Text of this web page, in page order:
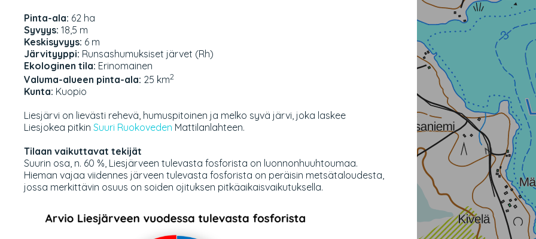
Pinta-ala: 62 ha
Syvyys: 18,5 m
Keskisyvyys: 6 m
Järvityyppi: Runsashumuksiset järvet (Rh)
Ekologinen tila: Erinomainen
Valuma-alueen pinta-ala: 25 km2
Kunta: Kuopio
Liesjärvi on lievästi rehevä, humuspitoinen ja melko syvä järvi, joka laskee
Liesjokea pitkin Suuri Ruokoveden Mattilanlahteen.
Tilaan vaikuttavat tekijät
Suurin osa, n. 60 %, Liesjärveen tulevasta fosforista on luonnonhuuhtoumaa.
Hieman vajaa viidennes järveen tulevasta fosforista on peräisin metsätaloudesta,
jossa merkittävin osuus on soiden ojituksen pitkäaikaisvaikutuksella.